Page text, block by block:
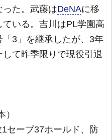
た。武藤はDeNAに移
いる。吉川はPL学園高
「3」を継承したが、3年
て昨季限りで現役引退
）
セーブ37ホールド、防